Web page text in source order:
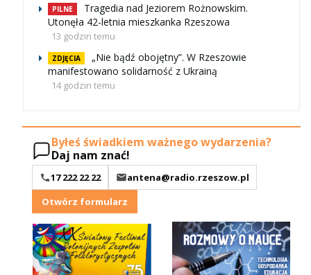
PILNE
Tragedia nad Jeziorem Rożnowskim.
Utonęła 42-letnia mieszkanka Rzeszowa
13 godzin temu
ZDJĘCIA
„Nie bądź obojętny”. W Rzeszowie
manifestowano solidarność z Ukrainą
14 godzin temu
Byłeś świadkiem ważnego wydarzenia?
Daj nam znać!
17 222 22 22
antena@radio.rzeszow.pl
Otwórz formularz